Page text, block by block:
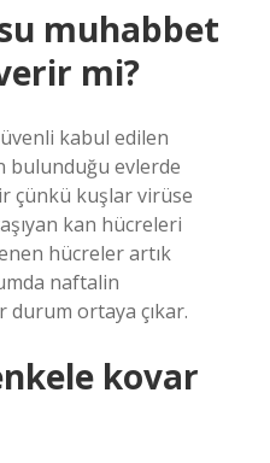
muhabbet
mi?
kabul edilen
bulunduğu evlerde
çünkü kuşlar virüse
kan hücreleri
hücreler artık
naftalin
durum ortaya çıkar.
kovar